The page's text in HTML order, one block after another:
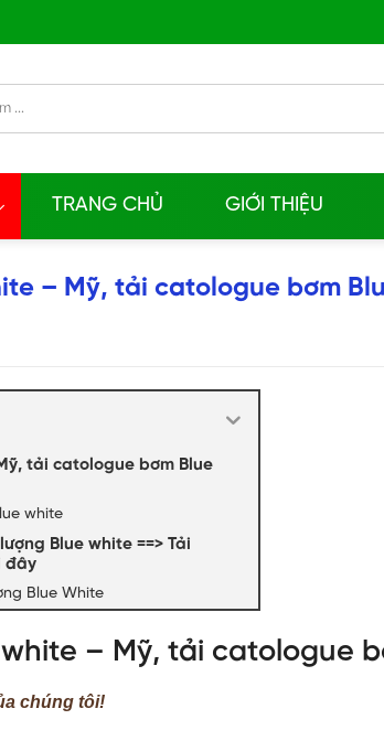
TRANG CHỦ GIỚI THIỆU
– Mỹ, tải catologue bơm
tải catologue bơm Blue
white
Blue white ==> Tải
đây
Blue White
– Mỹ, tải catologue
chúng tôi!